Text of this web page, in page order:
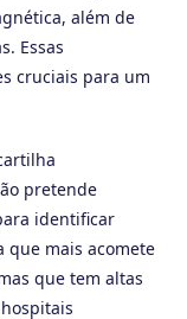
além de
Essas
cruciais para um
pretende
identificar
que mais acomete
que tem altas